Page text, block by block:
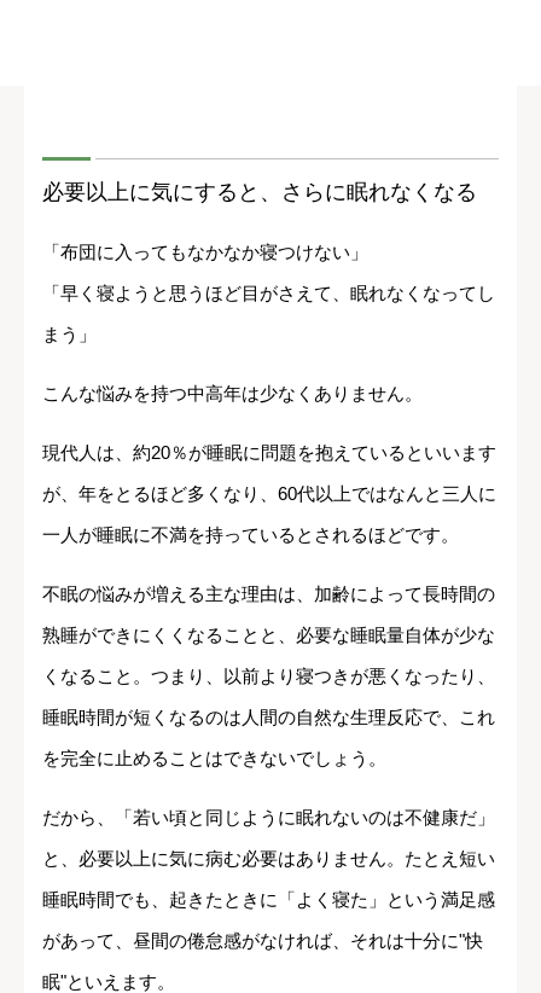
必要以上に気にすると、さらに眠れなくなる
「布団に入ってもなかなか寝つけない」
「早く寝ようと思うほど目がさえて、眠れなくなってし
まう」
こんな悩みを持つ中高年は少なくありません。
現代人は、約20％が睡眠に問題を抱えているといいます
が、年をとるほど多くなり、60代以上ではなんと三人に
一人が睡眠に不満を持っているとされるほどです。
不眠の悩みが増える主な理由は、加齢によって長時間の
熟睡ができにくくなることと、必要な睡眠量自体が少な
くなること。つまり、以前より寝つきが悪くなったり、
睡眠時間が短くなるのは人間の自然な生理反応で、これ
を完全に止めることはできないでしょう。
だから、「若い頃と同じように眠れないのは不健康だ」
と、必要以上に気に病む必要はありません。たとえ短い
睡眠時間でも、起きたときに「よく寝た」という満足感
があって、昼間の倦怠感がなければ、それは十分に"快
眠"といえます。